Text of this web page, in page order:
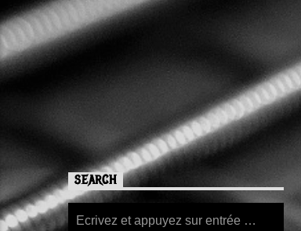
SEARCH